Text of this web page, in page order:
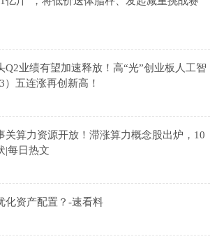
Q2业绩有望加速释放！高“光”创业板人工智
）五连涨再创新高！
关算力资源开放！滞涨算力概念股出炉，10
|每日热文
化资产配置？-速看料